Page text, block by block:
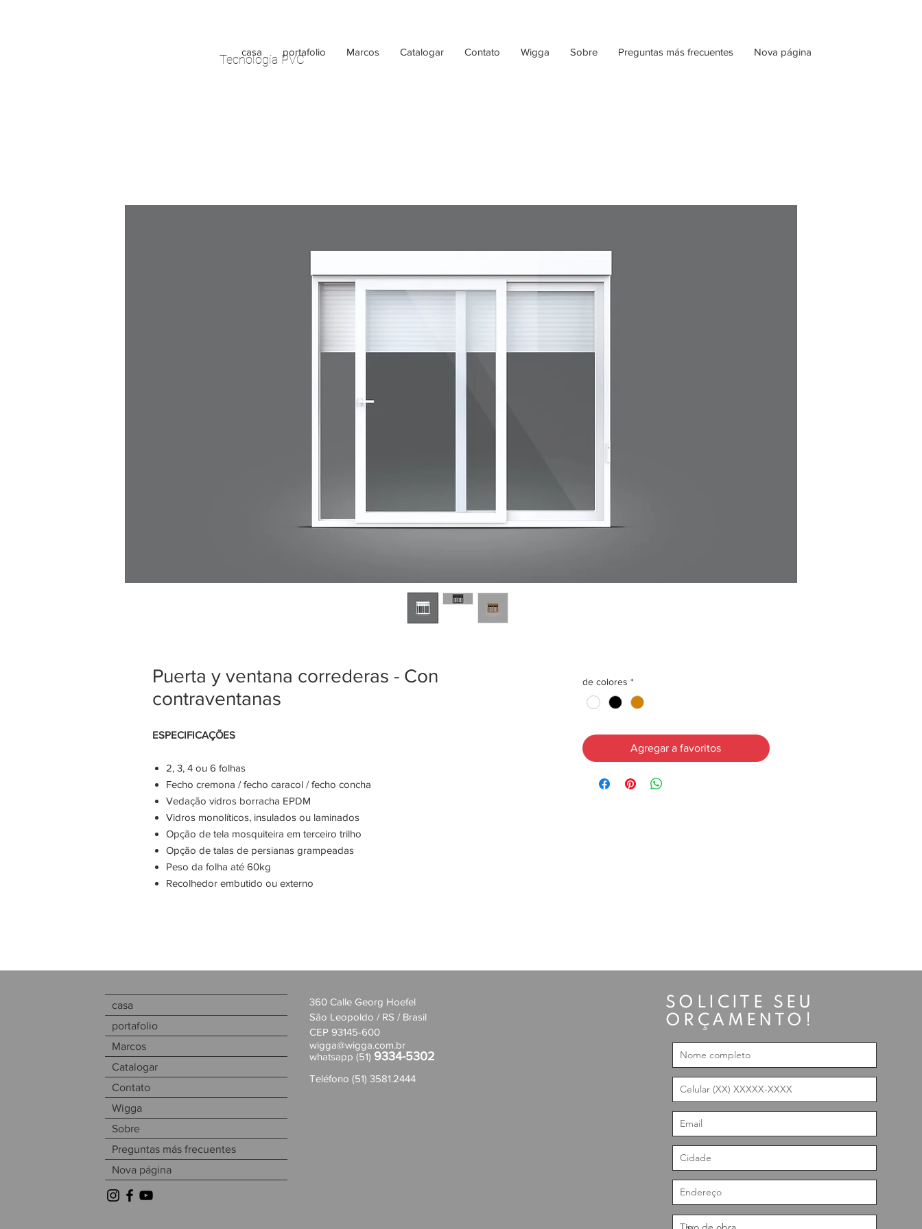
casa portafolio Marcos Catalogar Contato Wigga Sobre Preguntas más frecuentes Nova página
Tecnología PVC
Puerta y ventana correderas - Con
contraventanas
ESPECIFICAÇÕES
2, 3, 4 ou 6 folhas
Fecho cremona / fecho caracol / fecho concha
Vedação vidros borracha EPDM
Vidros monolíticos, insulados ou laminados
Opção de tela mosquiteira em terceiro trilho
Opção de talas de persianas grampeadas
Peso da folha até 60kg
Recolhedor embutido ou externo
de colores *
Agregar a favoritos
casa
portafolio
Marcos
Catalogar
Contato
Wigga
Sobre
Preguntas más frecuentes
Nova página
360 Calle Georg Hoefel
São Leopoldo / RS / Brasil
CEP 93145-600
wigga@wigga.com.br
whatsapp (51) 9334-5302
Teléfono (51) 3581.2444
SOLICITE SEU
ORÇAMENTO!